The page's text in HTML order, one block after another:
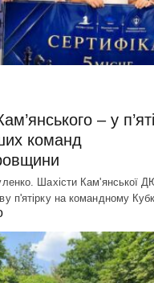
– у
команд
Шахісти
п'ятірку на командному